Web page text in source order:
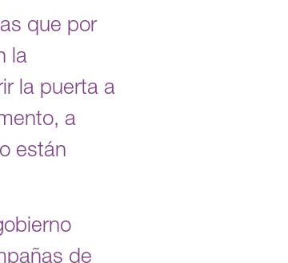
que por
la
la puerta a
a
están
de